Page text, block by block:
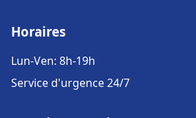
Horaires
Lun-Ven: 8h-19h
Service d'urgence 24/7